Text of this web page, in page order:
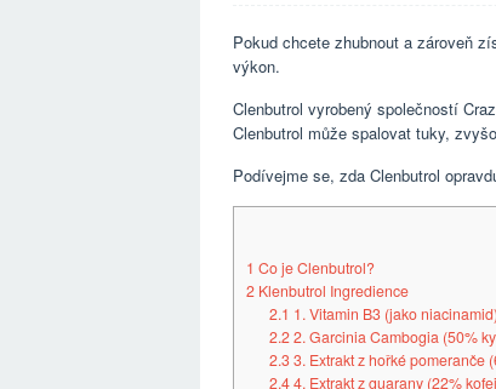
Pokud chcete zhubnout a zároveň
výkon.
Clenbutrol vyrobený společností
Clenbutrol může spalovat tuky,
Podívejme se, zda Clenbutrol
1 Co je Clenbutrol?
2 Klenbutrol Ingredience
2.1 1. Vitamin B3 (jako
2.22. Garcinia Cambogia (50%
2.33. Extrakt z hořké pomeranče
2.44. Extrakt z guarany (22%